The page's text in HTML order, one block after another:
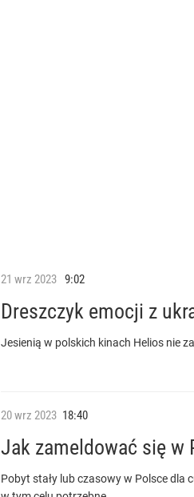
Dreszczyk emocji z
Jesienią w polskich kinach Helios nie
21 wrz 2023 9:02
Jak zameldować się w
Pobyt stały lub czasowy w Polsce
20wrz 2023 18:40